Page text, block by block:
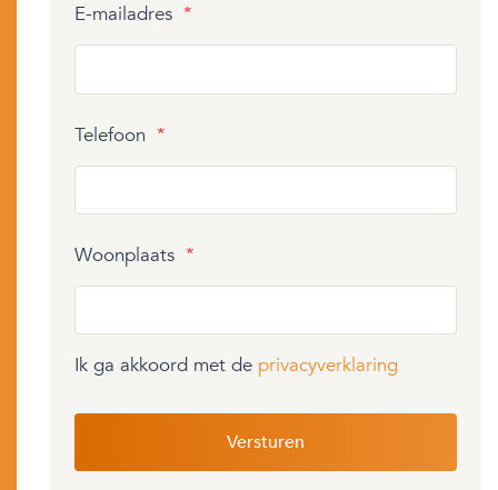
E-mailadres *
Telefoon *
Woonplaats *
Ik ga akkoord met de privacyverklaring